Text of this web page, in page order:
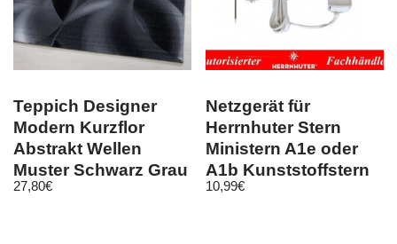
Teppich Designer
Modern Kurzflor
Abstrakt Wellen
Muster Schwarz Grau
Weiß
27,80€
Netzgerät für
Herrnhuter Stern
Ministern A1e oder
A1b Kunststoffstern
13 cm 500 mA w
10,99€